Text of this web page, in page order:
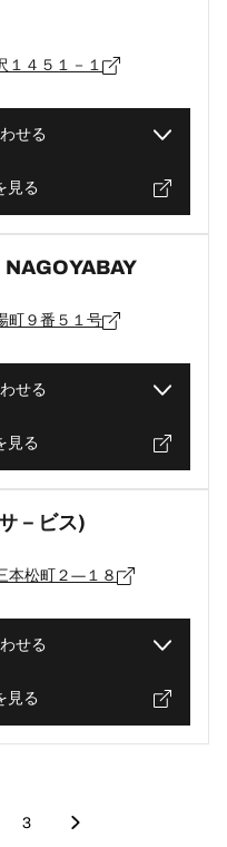
１４５１－１
せる
見る
町９番５１号
せる
見る
－ビス)
本松町２―１８
せる
見る
3